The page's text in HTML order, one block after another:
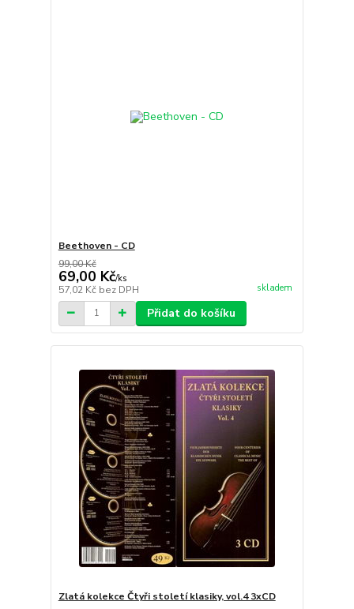
Beethoven - CD
99,00 Kč
69,00 Kč/ks
57,02 Kč bez DPH skladem
Přidat do košíku
Zlatá kolekce Čtyři století klasiky, vol.4 3xCD